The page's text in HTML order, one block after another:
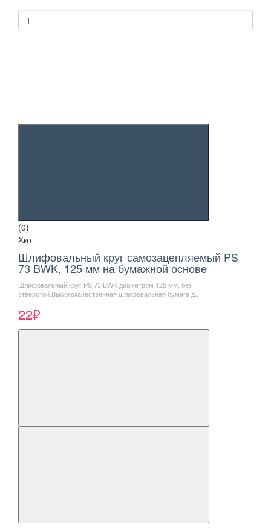
(0)
Хит
Шлифовальный круг самозацепляемый PS
73 BWK, 125 мм на бумажной основе
Шлифовальный круг PS 73 BWK диаметром 125 мм, без
отверстий.Высококачественная шлифовальная бумага д..
22₽